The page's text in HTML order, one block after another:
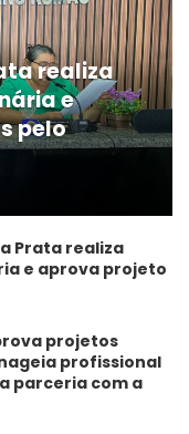
realiza
e
pelo
Prata realiza
e aprova projeto
projetos
profissional
parceria com a